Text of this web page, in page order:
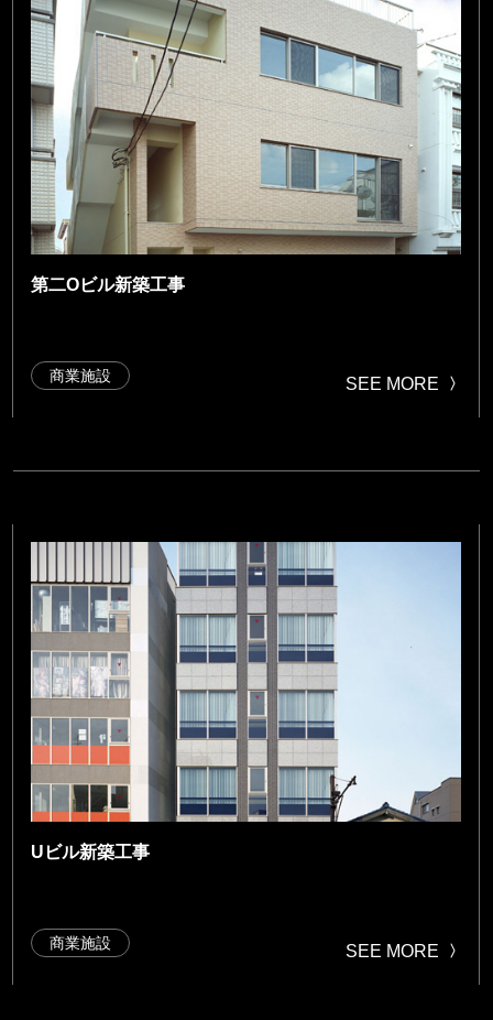
第二Oビル新築工事
商業施設 SEE MORE
Uビル新築工事
商業施設 SEE MORE